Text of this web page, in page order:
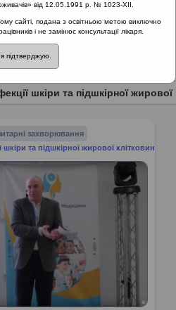
01 Деякі інфекційні та
::Гнійні
шкіри та підшкірної
шкіри та підшкірної
захворювання
шкіри та підшкірної жирової клітковини
від 12.05.1991 р. № 1023-XII.
сайті, подана з освітньою метою виключно
і не замінює консультації лікаря.
підтверджую.